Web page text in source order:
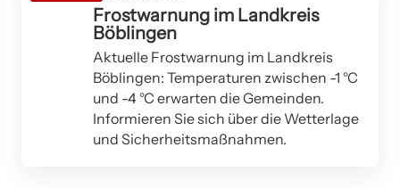
Frostwarnung im Landkreis
Böblingen
Aktuelle Frostwarnung im Landkreis
Böblingen: Temperaturen zwischen -1 °C
und -4 °C erwarten die Gemeinden.
Informieren Sie sich über die Wetterlage
und Sicherheitsmaßnahmen.
16. Februar 2026